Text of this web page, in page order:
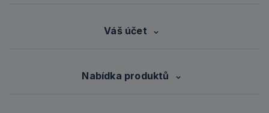
Váš účet
Nabídka produktů